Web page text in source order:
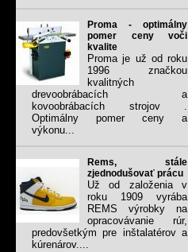
Proma - optimálny
pomer ceny voči
kvalite
Proma je už od roku
1996 značkou
kvalitných
drevoobrábacích a
kovoobrábacích strojov .
Optimálny pomer ceny a
výkonu...
Rems, stále
zjednodušovať prácu
Už od založenia v
roku 1909 vyrába
REMS výrobky na
opracovávanie rúr,
predovšetkým pre inštalatérov a
kúrenárov....